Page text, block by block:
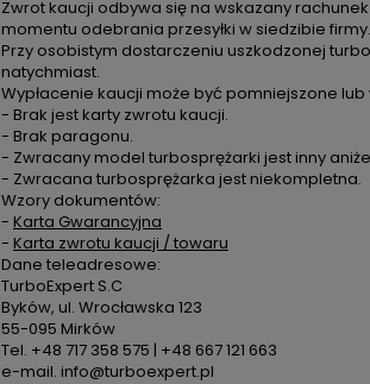
Zwrot kaucji odbywa się na wskazany
momentu odebrania przesyłki w siedzibie firmy.
Przy osobistym dostarczeniu uszkodzonej
natychmiast.
Wypłacenie kaucji może być pomniejszone
- Brak jest karty zwrotu kaucji.
- Brak paragonu.
- Zwracany model turbosprężarki jest inny
- Zwracana turbosprężarka jest niekompletna.
Wzory dokumentów:
- Karta Gwarancyjna
- Karta zwrotu kaucji / towaru
Dane teleadresowe:
TurboExpert S.C
Byków, ul. Wrocławska 123
55-095 Mirków
Tel. +48 717 358 575 | +48 667 121 663
e-mail. info@turboexpert.pl